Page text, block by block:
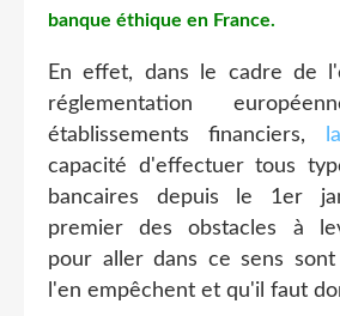
banque éthique en France.
En effet, dans le cadre de
réglementation
établissements financiers,
capacité d'effectuer tous
bancaires depuis le 1er
premier des obstacles à
pour aller dans ce sens
l'en empêchent et qu'il faut